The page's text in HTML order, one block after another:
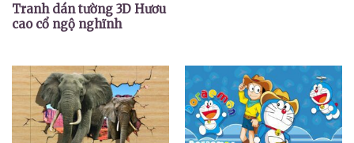
Tranh dán tường 3D Hươu
cao cổ ngộ nghĩnh